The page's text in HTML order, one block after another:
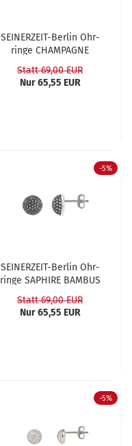
SEINERZEIT-​​Ber­lin Ohr­
rin­ge CHAM­PA­GNE
Statt 69,00 EUR
Nur 65,55 EUR
-5%
SEINERZEIT-​​Ber­lin Ohr­
rin­ge SA­PHI­RE BAM­BUS
Statt 69,00 EUR
Nur 65,55 EUR
-5%